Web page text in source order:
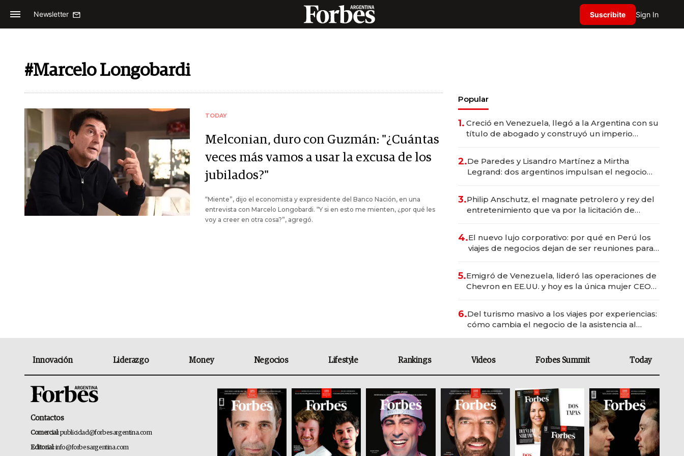
Newsletter Suscribite Sign In
#Marcelo Longobardi
TODAY
Melconian, duro con Guzmán: "¿Cuántas
veces más vamos a usar la excusa de los
jubilados?"
“Miente”, dijo el economista y expresidente del Banco Nación, en una
entrevista con Marcelo Longobardi. “Y si en esto me mienten, ¿por qué les
voy a creer en otra cosa?”, agregó.
Popular
1. Creció en Venezuela, llegó a la Argentina con su
título de abogado y construyó un imperio
2.De Paredes y Lisandro Martínez a Mirtha
Legrand: dos argentinos impulsan el negocio
3.Philip Anschutz, el magnate petrolero y rey del
entretenimiento que va por la licitación de
4.El nuevo lujo corporativo: por qué en Perú los
viajes de negocios dejan de ser reuniones para
5.Emigró de Venezuela, lideró las operaciones de
Chevron en EE.UU. y hoy es la única mujer CEO
6.Del turismo masivo a los viajes por experiencias:
cómo cambia el negocio de la asistencia al
Innovación Liderazgo Money Negocios Lifestyle Rankings Videos Forbes Summit Today
Contactos
Comercial:publicidad@forbesargentina.com
Editorial:info@forbesargentina.com